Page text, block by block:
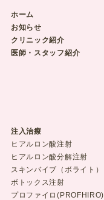
ホーム
お知らせ
クリニック紹介
医師・スタッフ紹介
注入治療
ヒアルロン酸注射
ヒアルロン酸分解注射
スキンバイブ（ボライト）
ボトックス注射
プロファイロ(PROFHIRO)